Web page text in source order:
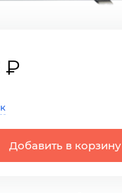
₽
Добавить в корзину